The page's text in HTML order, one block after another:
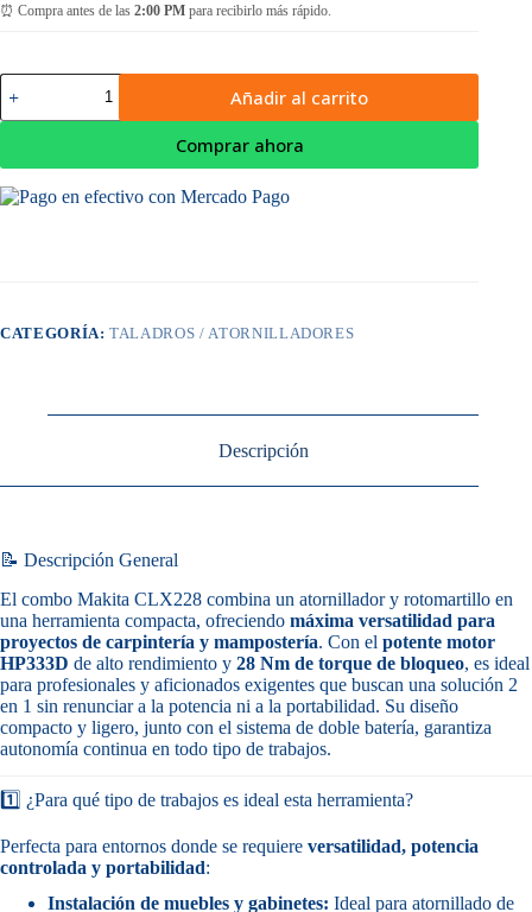
⏰ Compra antes de las 2:00 PM para recibirlo más rápido.
Combo
Atornillador
Rotomartillo
CLX228
cantidad
Añadir al carrito
Comprar ahora
CATEGORÍA:TALADROS / ATORNILLADORES
Descripción
📝 Descripción General
El combo Makita CLX228 combina un atornillador y rotomartillo en
una herramienta compacta, ofreciendo máxima versatilidad para
proyectos de carpintería y mampostería. Con el potente motor
HP333D de alto rendimiento y 28 Nm de torque de bloqueo, es ideal
para profesionales y aficionados exigentes que buscan una solución 2
en 1 sin renunciar a la potencia ni a la portabilidad. Su diseño
compacto y ligero, junto con el sistema de doble batería, garantiza
autonomía continua en todo tipo de trabajos.
1️⃣ ¿Para qué tipo de trabajos es ideal esta herramienta?
Perfecta para entornos donde se requiere versatilidad, potencia
controlada y portabilidad:
Instalación de muebles y gabinetes: Ideal para atornillado de